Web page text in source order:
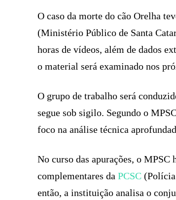
O caso da morte do cão Orelha
(Ministério Público de Santa
horas de vídeos, além de dados
o material será examinado nos
O grupo de trabalho será
segue sob sigilo. Segundo o
foco na análise técnica
No curso das apurações, o
complementares da PCSC
então, a instituição analisa o